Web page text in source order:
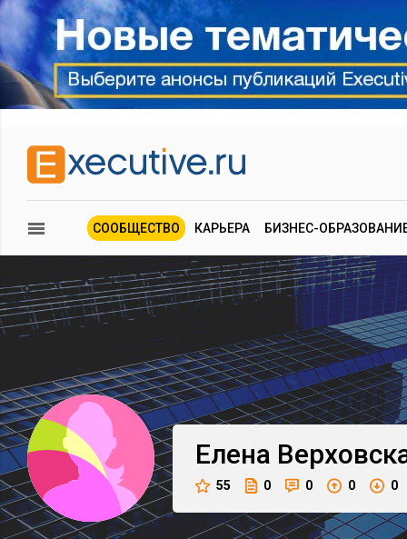
СООБЩЕСТВО КАРЬЕРА БИЗНЕС-
Елена
55 0 0 0 0